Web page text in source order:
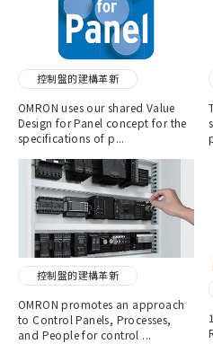
控制盤的建構革新
OMRON uses our shared Value
Design for Panel concept for the
specifications of p...
控制盤的建構革新
OMRON promotes an approach
to Control Panels, Processes,
and People for control ...